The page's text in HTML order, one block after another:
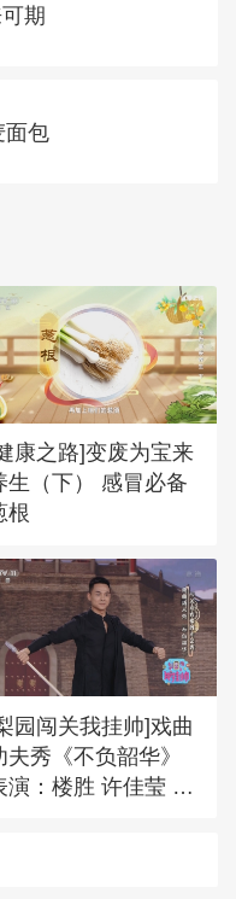
期
面包
康之路]变废为宝来
生（下） 感冒必备
根
园闯关我挂帅]戏曲
夫秀《不负韶华》
演：楼胜 许佳莹 张